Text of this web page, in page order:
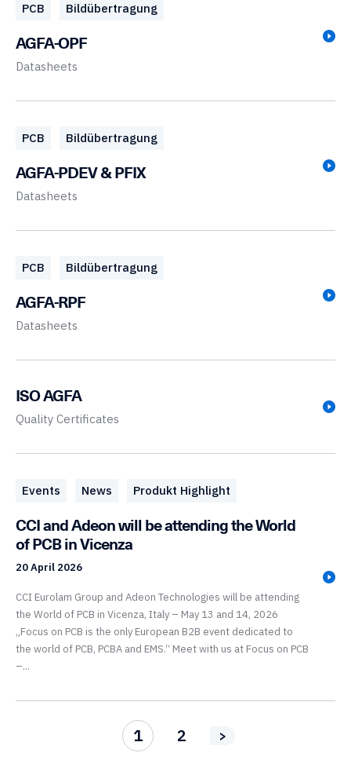
PCB Bildübertragung
AGFA-OPF
Datasheets
PCB Bildübertragung
AGFA-PDEV & PFIX
Datasheets
PCB Bildübertragung
AGFA-RPF
Datasheets
ISO AGFA
Quality Certificates
Events News Produkt Highlight
CCI and Adeon will be attending the World
of PCB in Vicenza
20 April 2026
CCI Eurolam Group and Adeon Technologies will be attending
the World of PCB in Vicenza, Italy – May 13 and 14, 2026
„Focus on PCB is the only European B2B event dedicated to
the world of PCB, PCBA and EMS.“ Meet with us at Focus on PCB
–...
1 2 >